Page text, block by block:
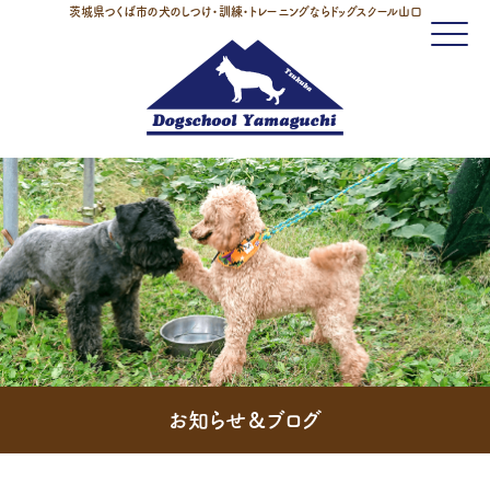
茨城県つくば市の犬のしつけ・訓練・トレーニングならドッグスクール山口
Click
お知らせ＆ブログ